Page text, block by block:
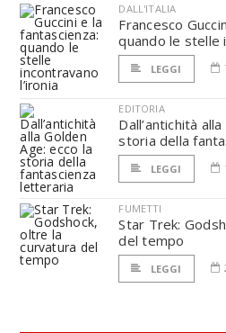
DALL'ITALIA
Francesco
quando le stelle
LEGGI
EDITORIA
Dall’antichità
storia della
LEGGI
FUMETTI
Star Trek:
del tempo
LEGGI